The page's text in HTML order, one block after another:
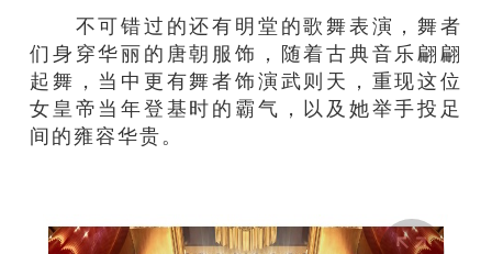
不可错过的还有明堂的歌舞表演，舞者
们身穿华丽的唐朝服饰，随着古典音乐翩翩
起舞，当中更有舞者饰演武则天，重现这位
女皇帝当年登基时的霸气，以及她举手投足
间的雍容华贵。